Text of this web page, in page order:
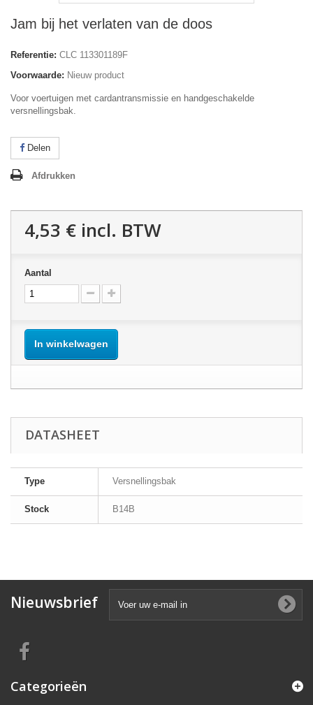
Jam bij het verlaten van de doos
Referentie: CLC 113301189F
Voorwaarde: Nieuw product
Voor voertuigen met cardantransmissie en handgeschakelde
versnellingsbak.
Delen
Afdrukken
4,53 € incl. BTW
Aantal
In winkelwagen
DATASHEET
Type Versnellingsbak
Stock B14B
Nieuwsbrief
Categorieën